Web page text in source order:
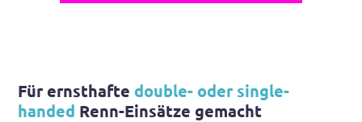
Für ernsthafte double- oder single-
handed Renn-Einsätze gemacht